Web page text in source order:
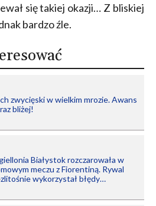
się takiej okazji… Z bliskiej
bardzo źle.
zwycięski w wielkim mrozie. Awans
bliżej!
Białystok rozczarowała w
meczu z Fiorentiną. Rywal
wykorzystał błędy…